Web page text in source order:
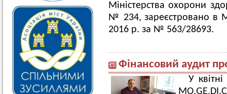
Міністерства охорони
№ 234, зареєстровано в
2016 р. за № 563/28693.
Фінансовий аудит
У